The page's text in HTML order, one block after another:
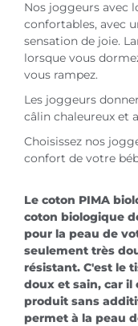
Nos joggeurs avec
confortables, avec
sensation de joie.
lorsque vous
vous rampez.
Les joggeurs
câlin chaleureux et
Choisissez nos
confort de votre
Le coton PIMA
coton biologique
pour la peau de
seulement très
résistant. C'est le
doux et sain, car
produit sans
permet à la peau